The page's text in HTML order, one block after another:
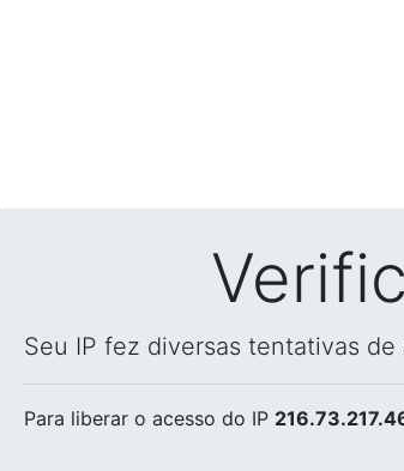
Seu IP fez diversas tentativas
Para liberar o acesso do IP